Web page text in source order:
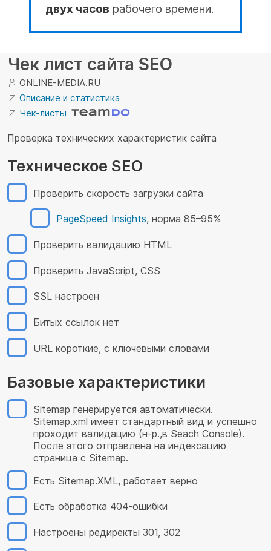
двух часов рабочего времени.
Чек лист сайта SEO
ONLINE-MEDIA.RU
Описание и статистика
Чек-листы
Проверка технических характеристик сайта
Техническое SEO
Проверить скорость загрузки сайта
PageSpeed Insights, норма 85–95%
Проверить валидацию HTML
Проверить JavaScript, CSS
SSL настроен
Битых ссылок нет
URL короткие, с ключевыми словами
Базовые характеристики
Sitemap генерируется автоматически.
Sitemap.xml имеет стандартный вид и успешно
проходит валидацию (н-р.,в Seach Console).
После этого отправлена на индексацию
страница с Sitemap.
Есть Sitemap.XML, работает верно
Есть обработка 404-ошибки
Настроены редиректы 301, 302